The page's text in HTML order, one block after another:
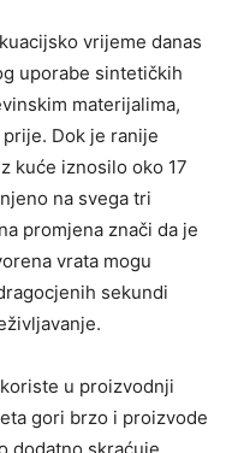
vrijeme danas
uporabe sintetičkih
materijalima,
Dok je ranije
kuće iznosilo oko 17
na svega tri
promjena znači da je
vrata mogu
sekundi
u proizvodnji
gori brzo i proizvode